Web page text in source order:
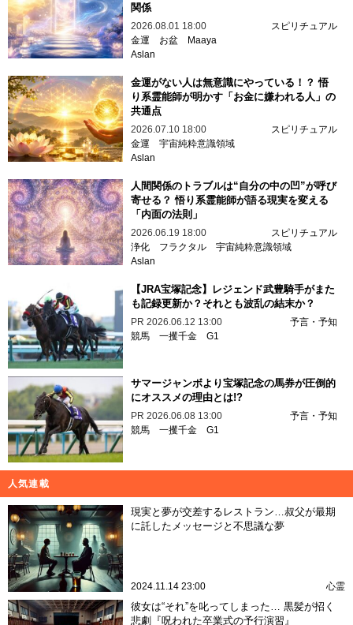
関係
2026.08.01 18:00
スピリチュアル
金運
お盆
Maaya
Aslan
金運がない人は無意識にやっている！？ 悟
り系霊能師が明かす「お金に嫌われる人」の
共通点
2026.07.10 18:00
スピリチュアル
金運 宇宙純粋意識領域
Aslan
人間関係のトラブルは“自分の中の凹”が呼び
寄せる？ 悟り系霊能師が語る現実を変える
「内面の法則」
2026.06.19 18:00
スピリチュアル
浄化
フラクタル 宇宙純粋意識領域
Aslan
【JRA宝塚記念】レジェンド武豊騎手がまた
も記録更新か？それとも波乱の結末か？
PR 2026.06.12 13:00
予言・予知
競馬 一攫千金 G1
サマージャンボより宝塚記念の馬券が圧倒的
にオススメの理由とは!?
PR 2026.06.08 13:00
予言・予知
競馬 一攫千金 G1
人気連載
現実と夢が交差するレストラン…叔父が最期
に託したメッセージと不思議な夢
2024.11.14 23:00 心霊
彼女は“それ”を叱ってしまった… 黒髪が招く
悲劇『呪われた卒業式の予行演習』